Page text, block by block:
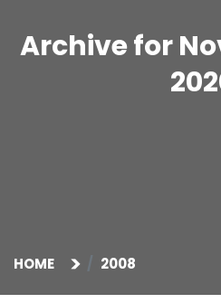
Archive for
HOME 2008